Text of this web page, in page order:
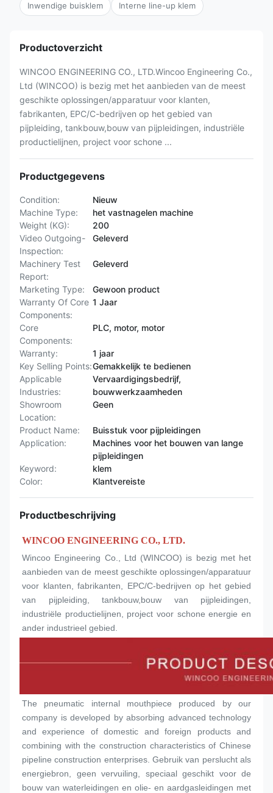
Inwendige buisklem Interne line-up klem
Productoverzicht
WINCOO ENGINEERING CO., LTD.Wincoo Engineering Co.,
Ltd (WINCOO) is bezig met het aanbieden van de meest
geschikte oplossingen/apparatuur voor klanten,
fabrikanten, EPC/C-bedrijven op het gebied van
pijpleiding, tankbouw,bouw van pijpleidingen, industriële
productielijnen, project voor schone ...
Productgegevens
Condition:
Nieuw
Machine Type:
het vastnagelen machine
Weight (KG):
200
Video Outgoing-
Inspection:
Geleverd
Machinery Test
Report:
Geleverd
Marketing Type:
Gewoon product
Warranty Of Core
Components:
1 Jaar
Core
Components:
PLC, motor, motor
Warranty:
1 jaar
Key Selling Points:Gemakkelijk te bedienen
Applicable
Industries:
Vervaardigingsbedrijf,
bouwwerkzaamheden
Showroom
Location:
Geen
Product Name:
Buisstuk voor pijpleidingen
Application:
Machines voor het bouwen van lange
pijpleidingen
Keyword:
klem
Color:
Klantvereiste
Productbeschrijving
WINCOO ENGINEERING CO., LTD.
Wincoo Engineering Co., Ltd (WINCOO) is bezig met het
aanbieden van de meest geschikte oplossingen/apparatuur
voor klanten, fabrikanten, EPC/C-bedrijven op het gebied
van pijpleiding, tankbouw,bouw van pijpleidingen,
industriële productielijnen, project voor schone energie en
ander industrieel gebied.
The pneumatic internal mouthpiece produced by our
company is developed by absorbing advanced technology
and experience of domestic and foreign products and
combining with the construction characteristics of Chinese
pipeline construction enterprises. Gebruik van perslucht als
energiebron, geen vervuiling, speciaal geschikt voor de
bouw van waterleidingen en olie- en aardgasleidingen met